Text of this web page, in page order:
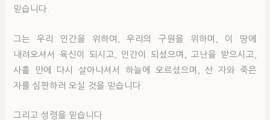
믿습니다.
그는 우리 인간을 위하여, 우리의 구원을 위하며, 이 땅에
내려오셔서 육신이 되시고, 인간이 되셨으며, 고난을 받으시고,
사흘 만에 다시 살아나셔서 하늘에 오르셨으며, 산 자와 죽은
자를 심판하러 오실 것을 믿습니다.
그리고 성령을 믿습니다.